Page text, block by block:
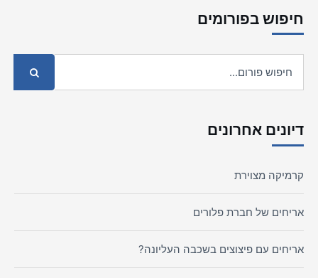
חיפוש בפורומים
דיונים אחרונים
קרמיקה מצוירת
אריחים של חברת פלורים
אריחים עם פיצוצים בשכבה העליונה?